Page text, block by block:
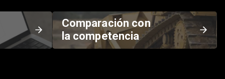
Comparación con
la competencia